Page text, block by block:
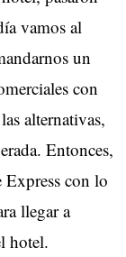
vamos al
un
con
alternativas,
Entonces,
Express con lo
llegar a
hotel.